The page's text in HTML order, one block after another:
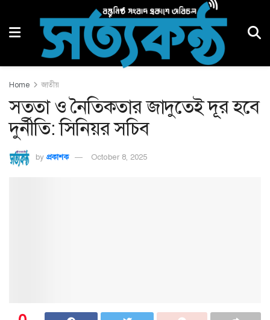
Home জাতীয়
সততা ও নৈতিকতার জাদুতেই দূর হবে
দুর্নীতি: সিনিয়র সচিব
by প্রকাশক October 8, 2025